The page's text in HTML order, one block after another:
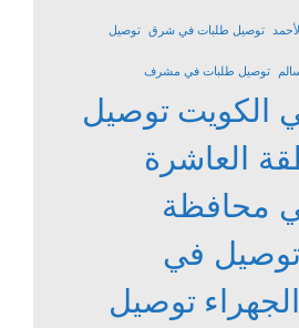
توصيل طلبات في شرق توصيل
توصيل طلبات في مشرف
الكويت توصيل
العاشرة
محافظة
توصيل في
توصيل